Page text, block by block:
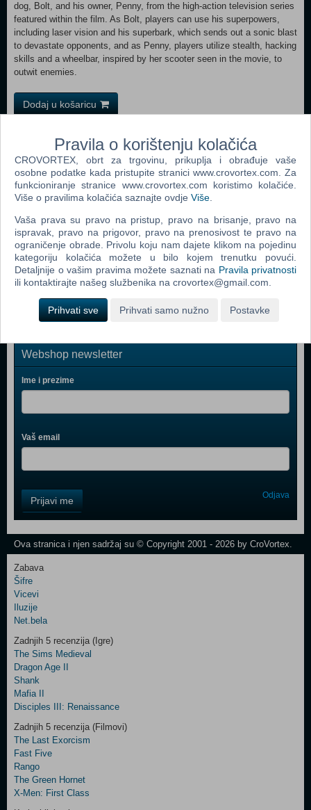
dog, Bolt, and his owner, Penny, from the high-action television series
featured within the film. As Bolt, players can use his superpowers,
including laser vision and his superbark, which sends out a sonic blast
to devastate opponents, and as Penny, players utilize stealth, hacking
skills and a wheelbar, inspired by her scooter seen in the movie, to
outwit enemies.
Dodaj u košaricu
Popularno
Grand Theft Auto San Andreas (PC)
Grand Theft Auto Vice City (PC)
Call Of Duty 4 Modern Warfare (PC)
Spider - Man 3 (PC)
Assassin's Creed (PC)
Webshop newsletter
Ime i prezime
Vaš email
Field
One
Newsletter
Control
Field
Two
Newsletter
Control
Field
Three
Newsletter
Prijavi me Odjava
Ova stranica i njen sadržaj su © Copyright 2001 - 2026 by CroVortex.
Zabava
Šifre
Vicevi
Iluzije
Net.bela
Zadnjih 5 recenzija (Igre)
The Sims Medieval
Dragon Age II
Shank
Mafia II
Disciples III: Renaissance
Zadnjih 5 recenzija (Filmovi)
The Last Exorcism
Fast Five
Rango
The Green Hornet
X-Men: First Class
Pravila o korištenju kolačića
CROVORTEX, obrt za trgovinu, prikuplja i obrađuje vaše
osobne podatke kada pristupite stranici www.crovortex.com. Za
funkcioniranje stranice www.crovortex.com koristimo kolačiće.
Više o pravilima kolačića saznajte ovdje Više
Vaša prava su pravo na pristup, pravo na brisanje, pravo na
ispravak, pravo na prigovor, pravo na prenosivost te pravo na
ograničenje obrade. Privolu koju nam dajete klikom na pojedinu
kategoriju kolačića možete u bilo kojem trenutku povući.
Detaljnije o vašim pravima možete saznati na Pravila privatnosti
ili kontaktirajte našeg službenika na crovortex@gmail.com.
Prihvati sve Prihvati samo nužno Postavke